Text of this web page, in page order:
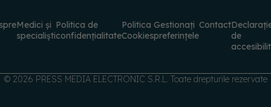
Medici și
specialiști
Politica de
confidențialitate
Politica
Cookies
Gestionați
preferințele
Contact
de
© 2026 PRESS MEDIA ELECTRONIC S.R.L. Toate drepturile rezervate